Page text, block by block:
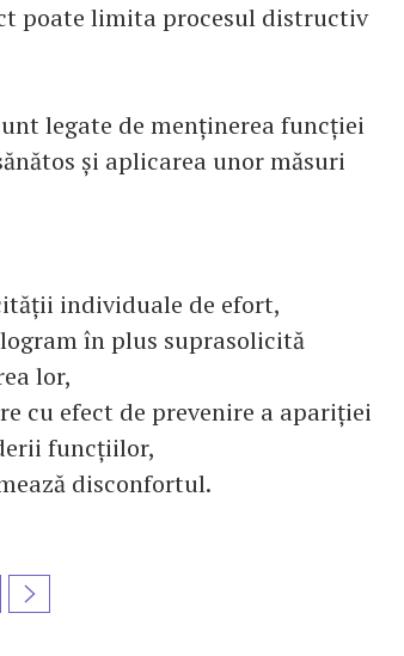
poate limita procesul distructiv
legate de menținerea funcției
și aplicarea unor măsuri
individuale de efort,
în plus suprasolicită
lor,
cu efect de prevenire a apariției
funcțiilor,
disconfortul.